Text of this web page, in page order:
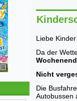
Liebe
Da der
Nicht
Die
Autobussen